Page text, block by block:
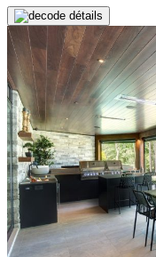
de détails